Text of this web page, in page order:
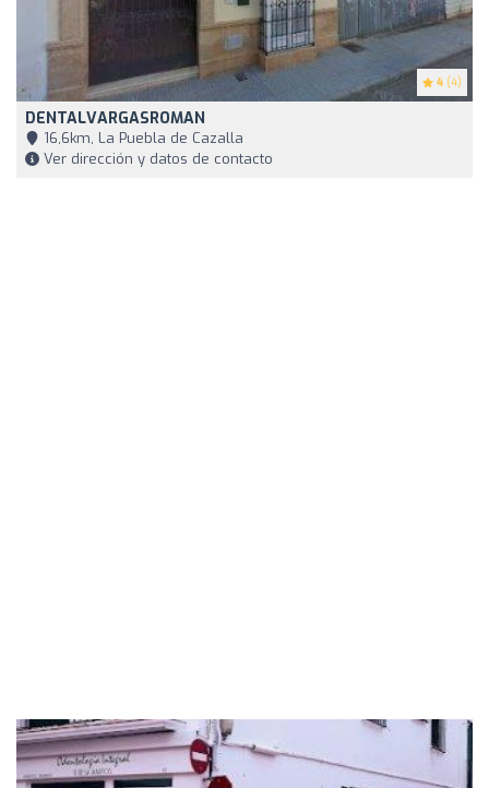
4 (4)
DENTALVARGASROMAN
16,6km, La Puebla de Cazalla
Ver dirección y datos de contacto